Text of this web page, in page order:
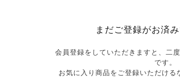
まだご登録がお済
会員登録をしていただきますと、二
です。
お気に入り商品をご登録いただける